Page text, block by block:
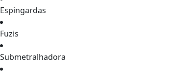
Espingardas
Fuzis
Submetralhadora